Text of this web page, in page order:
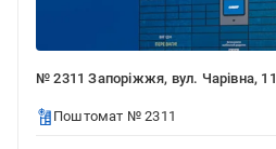
№ 2311 Запоріжжя, вул. Чарівна,
Поштомат № 2311